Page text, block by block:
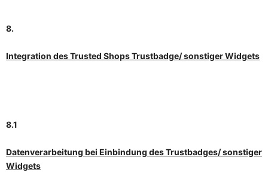
8.
Integration des Trusted Shops Trustbadge/ sonstiger Widgets
8.1
Datenverarbeitung bei Einbindung des Trustbadges/ sonstiger
Widgets